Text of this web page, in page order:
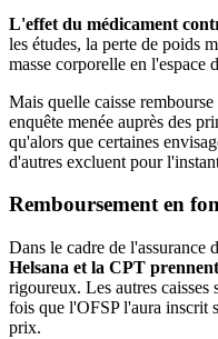
L'effet du médicament
les études, la perte de poids
masse corporelle en l'espace
Mais quelle caisse
enquête menée auprès des
qu'alors que certaines
d'autres excluent pour
Remboursement en
Dans le cadre de l'assurance
Helsana et la CPT
rigoureux. Les autres
fois que l'OFSP l'aura inscrit
prix.